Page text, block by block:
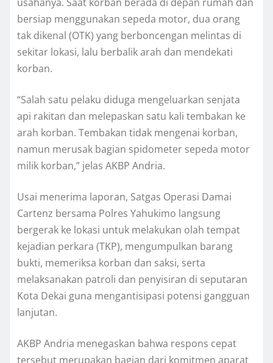
usahanya. Saat korban berada di depan rumah dan
bersiap menggunakan sepeda motor, dua orang
tak dikenal (OTK) yang berboncengan melintas di
sekitar lokasi, lalu berbalik arah dan mendekati
korban.
“Salah satu pelaku diduga mengeluarkan senjata
api rakitan dan melepaskan satu kali tembakan ke
arah korban. Tembakan tidak mengenai korban,
namun merusak bagian spidometer sepeda motor
milik korban,” jelas AKBP Andria.
Usai menerima laporan, Satgas Operasi Damai
Cartenz bersama Polres Yahukimo langsung
bergerak ke lokasi untuk melakukan olah tempat
kejadian perkara (TKP), mengumpulkan barang
bukti, memeriksa korban dan saksi, serta
melaksanakan patroli dan penyisiran di seputaran
Kota Dekai guna mengantisipasi potensi gangguan
lanjutan.
AKBP Andria menegaskan bahwa respons cepat
tersebut merupakan bagian dari komitmen aparat